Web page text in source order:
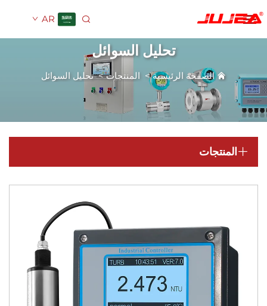
AR
تحليل السوائل
الصفحة الرئيسية>المنتجات>تحليل السوائل
المنتجات